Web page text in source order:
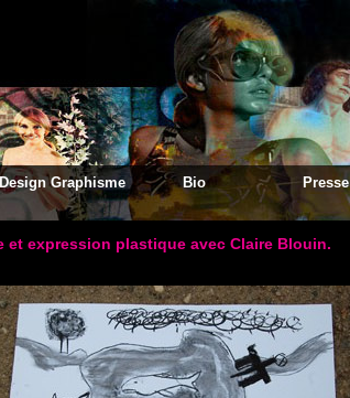
Graphisme Bio Presse
et expression plastique avec Claire Blouin.